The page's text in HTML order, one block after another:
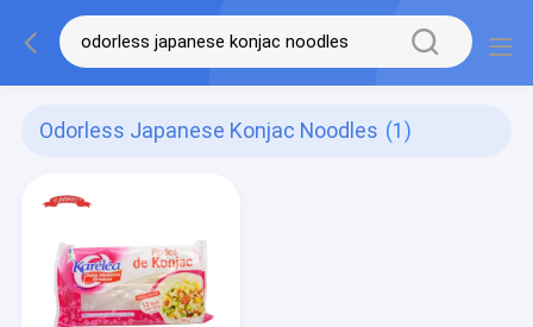
Odorless Japanese Konjac Noodles (1)